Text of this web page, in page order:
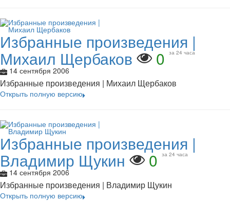
Избранные произведения |
Михаил Щербаков 0 за 24 часа
14 сентября 2006
Избранные произведения | Михаил Щербаков
Открыть полную версию
Избранные произведения |
Владимир Щукин 0 за 24 часа
14 сентября 2006
Избранные произведения | Владимир Щукин
Открыть полную версию